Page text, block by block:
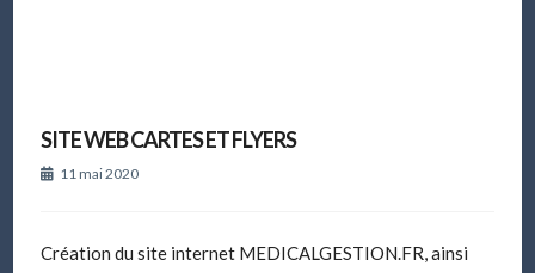
SITE WEB CARTES ET FLYERS
11 mai 2020
Création du site internet MEDICALGESTION.FR, ainsi